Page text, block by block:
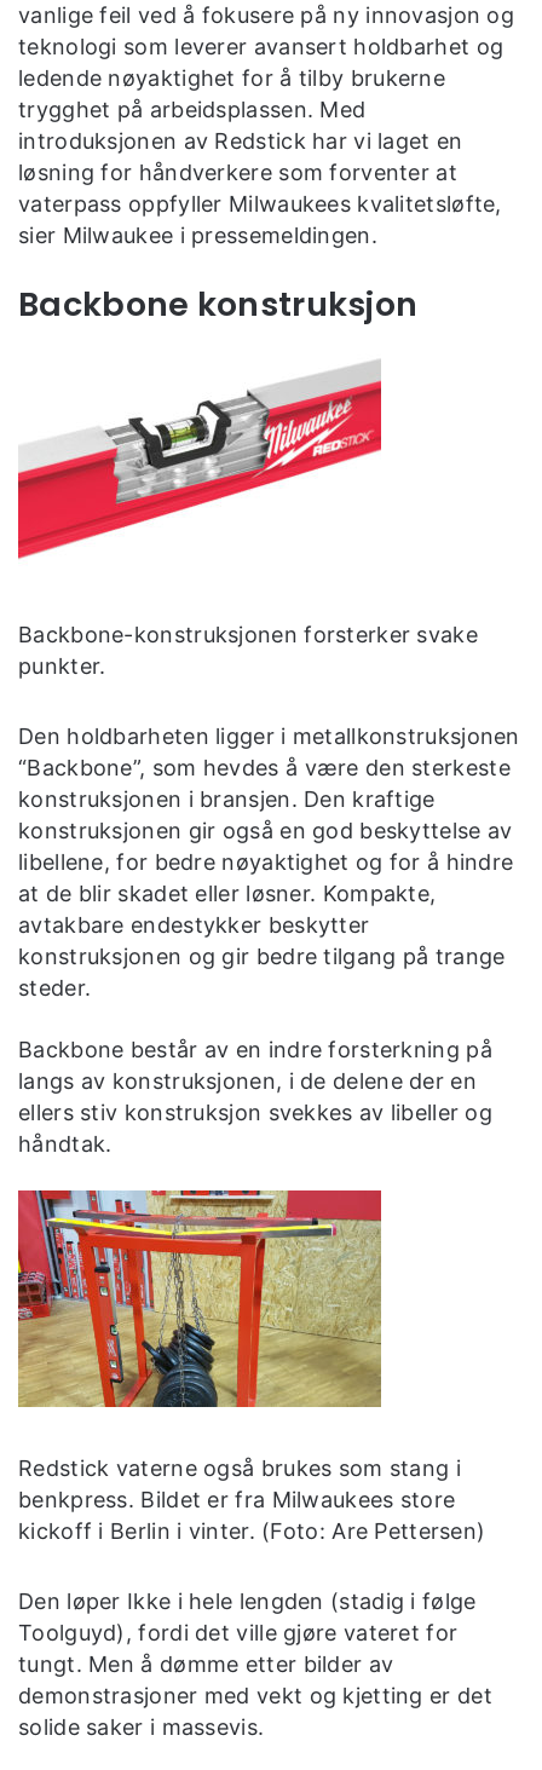
vanlige feil ved å fokusere på ny innovasjon og
teknologi som leverer avansert holdbarhet og
ledende nøyaktighet for å tilby brukerne
trygghet på arbeidsplassen. Med
introduksjonen av Redstick har vi laget en
løsning for håndverkere som forventer at
vaterpass oppfyller Milwaukees kvalitetsløfte,
sier Milwaukee i pressemeldingen.
Backbone konstruksjon
Backbone-konstruksjonen forsterker svake
punkter.
Den holdbarheten ligger i metallkonstruksjonen
“Backbone”, som hevdes å være den sterkeste
konstruksjonen i bransjen. Den kraftige
konstruksjonen gir også en god beskyttelse av
libellene, for bedre nøyaktighet og for å hindre
at de blir skadet eller løsner. Kompakte,
avtakbare endestykker beskytter
konstruksjonen og gir bedre tilgang på trange
steder.
Backbone består av en indre forsterkning på
langs av konstruksjonen, i de delene der en
ellers stiv konstruksjon svekkes av libeller og
håndtak.
Redstick vaterne også brukes som stang i
benkpress. Bildet er fra Milwaukees store
kickoff i Berlin i vinter. (Foto: Are Pettersen)
Den løper Ikke i hele lengden (stadig i følge
Toolguyd), fordi det ville gjøre vateret for
tungt. Men å dømme etter bilder av
demonstrasjoner med vekt og kjetting er det
solide saker i massevis.